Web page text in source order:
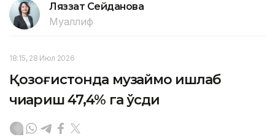
Ляззат Сейданова
Муаллиф
18:15, 28 Июл 2026
Қозоғистонда музқаймоқ ишлаб
чиқариш 47,4% га ўсди